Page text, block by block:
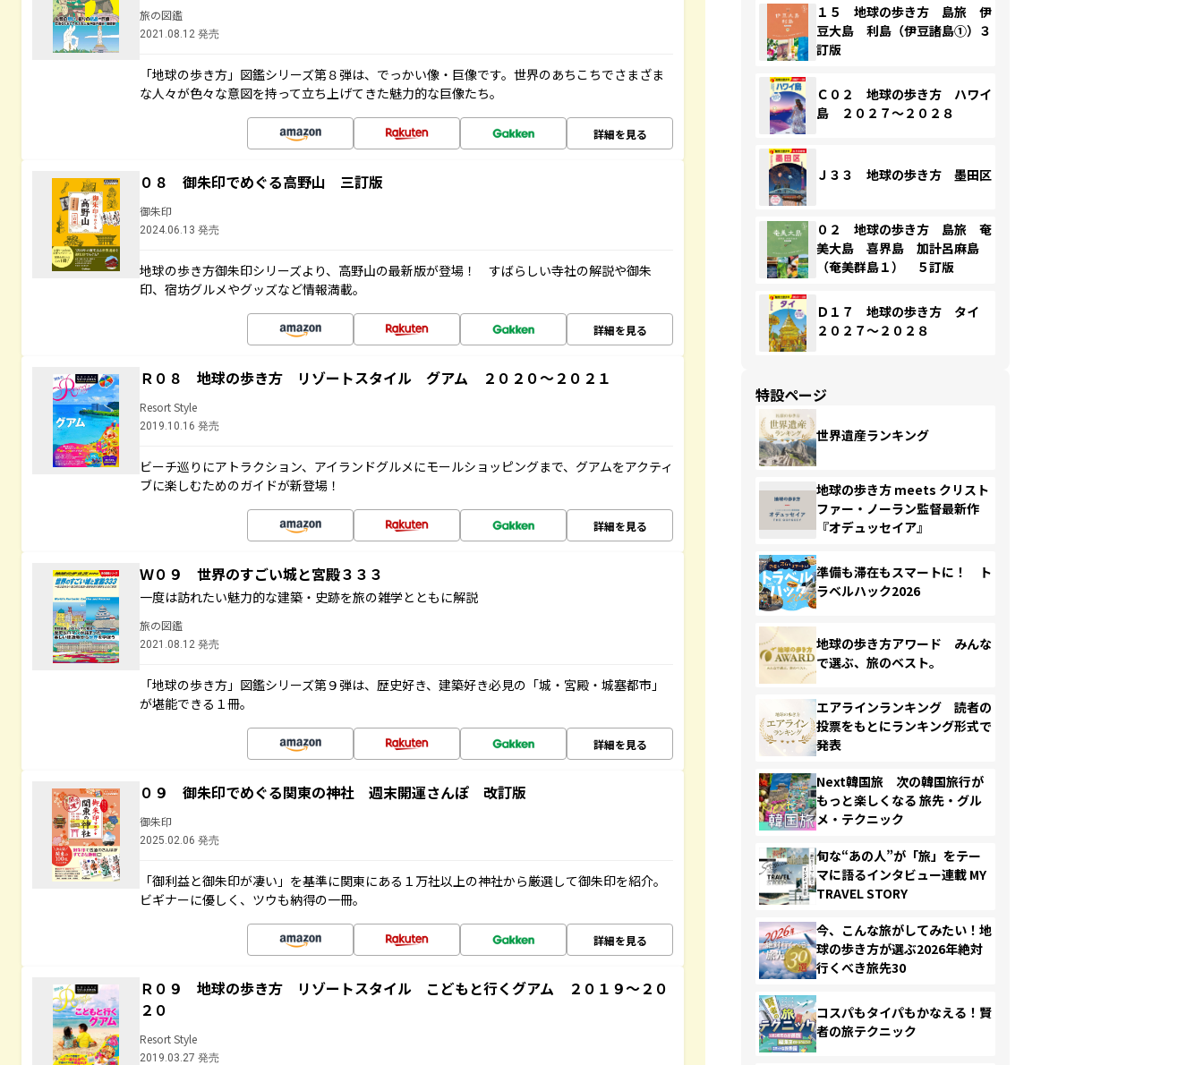
旅の図鑑
2021.08.12 発売
「地球の歩き方」図鑑シリーズ第８弾は、でっかい像・巨像です。世界のあちこちでさまざま
な人々が色々な意図を持って立ち上げてきた魅力的な巨像たち。
詳細を見る
０８ 御朱印でめぐる高野山 三訂版
御朱印
2024.06.13 発売
地球の歩き方御朱印シリーズより、高野山の最新版が登場！ すばらしい寺社の解説や御朱
印、宿坊グルメやグッズなど情報満載。
詳細を見る
Ｒ０８ 地球の歩き方 リゾートスタイル グアム ２０２０～２０２１
Resort Style
2019.10.16 発売
ビーチ巡りにアトラクション、アイランドグルメにモールショッピングまで、グアムをアクティ
ブに楽しむためのガイドが新登場！
詳細を見る
Ｗ０９ 世界のすごい城と宮殿３３３
一度は訪れたい魅力的な建築・史跡を旅の雑学とともに解説
旅の図鑑
2021.08.12 発売
「地球の歩き方」図鑑シリーズ第９弾は、歴史好き、建築好き必見の「城・宮殿・城塞都市」
が堪能できる１冊。
詳細を見る
０９ 御朱印でめぐる関東の神社 週末開運さんぽ 改訂版
御朱印
2025.02.06 発売
「御利益と御朱印が凄い」を基準に関東にある１万社以上の神社から厳選して御朱印を紹介。
ビギナーに優しく、ツウも納得の一冊。
詳細を見る
Ｒ０９ 地球の歩き方 リゾートスタイル こどもと行くグアム ２０１９～２０
２０
Resort Style
2019.03.27 発売
１５ 地球の歩き方 島旅 伊
豆大島 利島（伊豆諸島①）３
訂版
Ｃ０２ 地球の歩き方 ハワイ
島 ２０２７～２０２８
Ｊ３３ 地球の歩き方 墨田区
０２ 地球の歩き方 島旅 奄
美大島 喜界島 加計呂麻島
（奄美群島１） ５訂版
Ｄ１７ 地球の歩き方 タイ
２０２７～２０２８
特設ページ
世界遺産ランキング
地球の歩き方 meets クリスト
ファー・ノーラン監督最新作
『オデュッセイア』
準備も滞在もスマートに！ ト
ラベルハック2026
地球の歩き方アワード みんな
で選ぶ、旅のベスト。
エアラインランキング 読者の
投票をもとにランキング形式で
発表
Next韓国旅 次の韓国旅行が
もっと楽しくなる 旅先・グル
メ・テクニック
旬な“あの人”が「旅」をテー
マに語るインタビュー連載 MY
TRAVEL STORY
今、こんな旅がしてみたい！地
球の歩き方が選ぶ2026年絶対
行くべき旅先30
コスパもタイパもかなえる！賢
者の旅テクニック